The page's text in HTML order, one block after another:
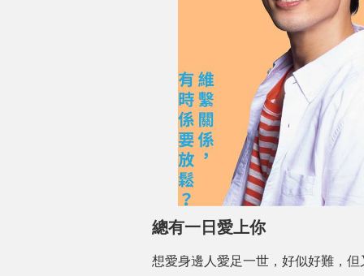
總有一日愛上你
想愛身邊人愛足一世，好似好難，